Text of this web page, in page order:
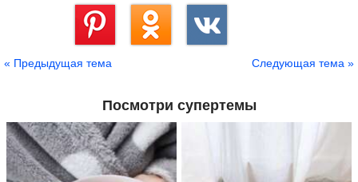
« Предыдущая тема Следующая тема »
Посмотри супертемы